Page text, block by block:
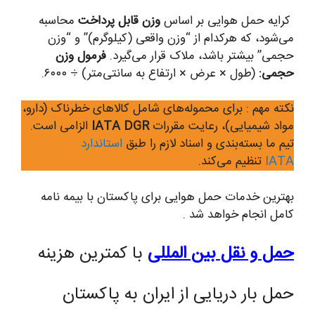
کرایه حمل هوایی بر اساسوزن قابل پرداخت محاسبه
می‌شود، که هرکدام از “وزن واقعی (کیلوگرم)” و “وزن
حجمی” بیشتر باشد، ملاک قرار می‌گیرد. فرمول وزن
حجمی: (طول × عرض × ارتفاع به سانتی‌متر) ÷ ۶۰۰۰.
نکته مهم : برای محموله‌های شامل کالاهای خطرناک (دارو،
مواد شیمیایی)، رعایت مقرراتIATA DGR الزامی است.
تیم ما بسته‌بندی و اسناد لازم را طبق استاندارد
IATA تنظیم می‌کند.
بهترین خدمات حمل هوایی برای پاکستان با بیمه نامه
کامل انجام خواهد شد .
حمل و نقل بین المللی با کمترین هزینه
حمل بار دریایی از ایران به پاکستان